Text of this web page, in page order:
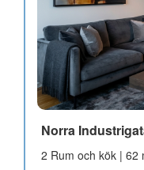
Norra
2 Rum och kök | 62